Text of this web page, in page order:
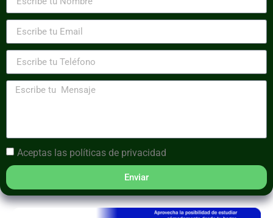
Aceptas las políticas de privacidad
Enviar